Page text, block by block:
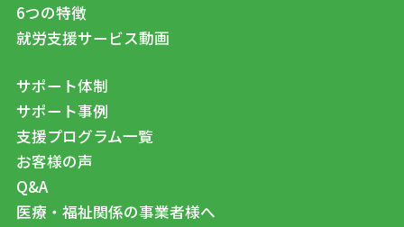
6つの特徴
就労支援サービス動画
サポート体制
サポート事例
支援プログラム一覧
お客様の声
Q&A
医療・福祉関係の事業者様へ